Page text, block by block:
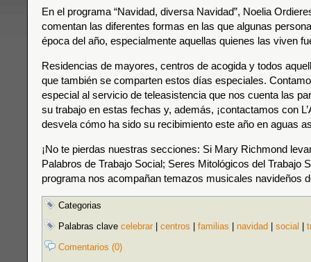
En el programa “Navidad, diversa Navidad”, Noelia
comentan las diferentes formas en las que algunas
época del año, especialmente aquellas quienes las viven
Residencias de mayores, centros de acogida y todos
que también se comparten estos días especiales.
especial al servicio de teleasistencia que nos cuenta las
su trabajo en estas fechas y, además, ¡contactamos con
desvela cómo ha sido su recibimiento este año en aguas
¡No te pierdas nuestras secciones: Si Mary Richmond
Palabros de Trabajo Social; Seres Mitológicos del Trabajo
programa nos acompañan temazos musicales navideños
Categorias
Palabras clave celebrar centros familias navidad social
Comentarios (0)